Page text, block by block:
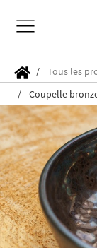
Tous les
Coupelle